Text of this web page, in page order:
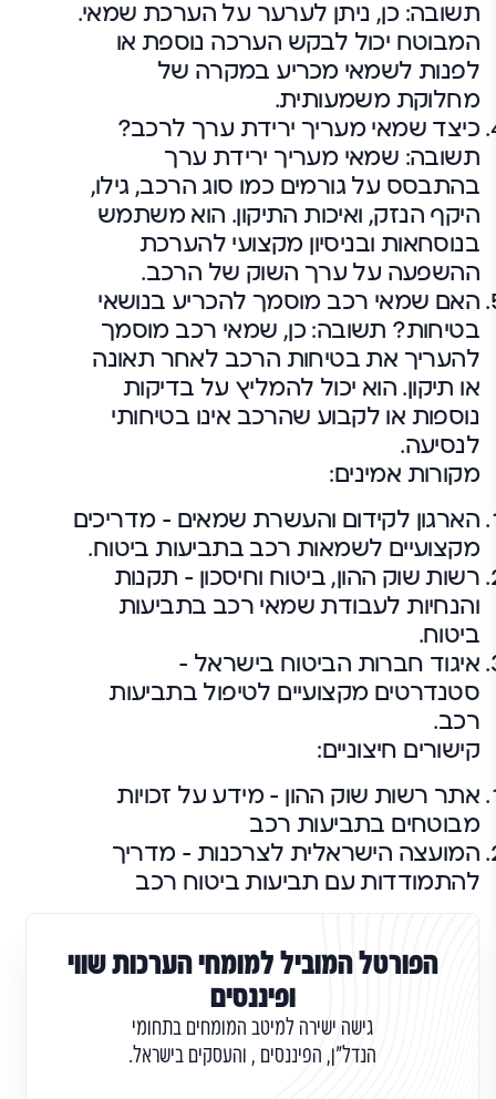
תשובה: כן, ניתן לערער על הערכת שמאי.
המבוטח יכול לבקש הערכה נוספת או
לפנות לשמאי מכריע במקרה של
מחלוקת משמעותית.
כיצד שמאי מעריך ירידת ערך לרכב?
תשובה: שמאי מעריך ירידת ערך
בהתבסס על גורמים כמו סוג הרכב, גילו,
היקף הנזק, ואיכות התיקון. הוא משתמש
בנוסחאות ובניסיון מקצועי להערכת
ההשפעה על ערך השוק של הרכב.
האם שמאי רכב מוסמך להכריע בנושאי
בטיחות? תשובה: כן, שמאי רכב מוסמך
להעריך את בטיחות הרכב לאחר תאונה
או תיקון. הוא יכול להמליץ על בדיקות
נוספות או לקבוע שהרכב אינו בטיחותי
לנסיעה.
מקורות אמינים:
הארגון לקידום והעשרת שמאים – מדריכים
מקצועיים לשמאות רכב בתביעות ביטוח.
רשות שוק ההון, ביטוח וחיסכון – תקנות
והנחיות לעבודת שמאי רכב בתביעות
ביטוח.
איגוד חברות הביטוח בישראל –
סטנדרטים מקצועיים לטיפול בתביעות
רכב.
קישורים חיצוניים:
אתר רשות שוק ההון – מידע על זכויות
מבוטחים בתביעות רכב
המועצה הישראלית לצרכנות – מדריך
להתמודדות עם תביעות ביטוח רכב
הפורטל המוביל למומחי הערכות שווי
ופיננסים
גישה ישירה למיטב המומחים בתחומי
הנדל"ן, הפיננסים , והעסקים בישראל.